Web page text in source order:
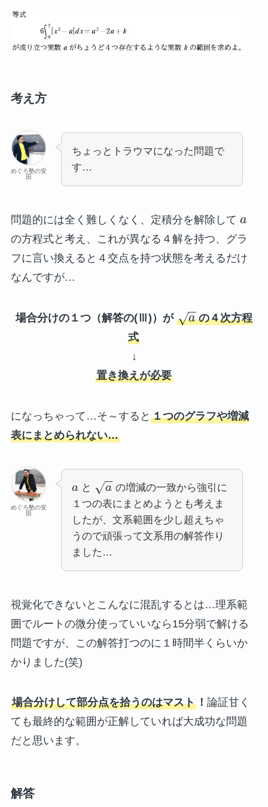
考え方
めぐろ塾の安
田
ちょっとトラウマになった問題で
す…
問題的には全く難しくなく、定積分を解除して a
の方程式と考え、これが異なる４解を持つ、グラ
フに言い換えると４交点を持つ状態を考えるだけ
なんですが…
場合分けの１つ（解答の(Ⅲ)）が a
−
−
√
の４次方程
式
↓
置き換えが必要
になっちゃって…そ～すると １つのグラフや増減
表にまとめられない…
めぐろ塾の安
田
a と a
−
−
√
の増減の一致から強引に
１つの表にまとめようとも考えま
したが、文系範囲を少し超えちゃ
うので頑張って文系用の解答作り
ました…
視覚化できないとこんなに混乱するとは…理系範
囲でルートの微分使っていいなら15分弱で解ける
問題ですが、この解答打つのに１時間半くらいか
かりました(笑)
場合分けして部分点を拾うのはマスト！ 論証甘く
ても最終的な範囲が正解していれば大成功な問題
だと思います。
解答